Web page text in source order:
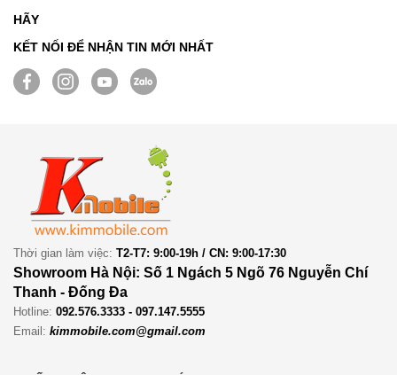
HÃY
KẾT NỐI ĐỂ NHẬN TIN MỚI NHẤT
Thời gian làm việc: T2-T7: 9:00-19h / CN: 9:00-17:30
Showroom Hà Nội: Số 1 Ngách 5 Ngõ 76 Nguyễn Chí
Thanh - Đống Đa
Hotline: 092.576.3333 - 097.147.5555
Email: kimmobile.com@gmail.com